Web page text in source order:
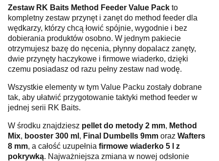
Zestaw RK Baits Method Feeder Value Pack to
kompletny zestaw przynęt i zanęt do method feeder dla
wędkarzy, którzy chcą łowić spójnie, wygodnie i bez
dobierania produktów osobno. W jednym pakiecie
otrzymujesz bazę do nęcenia, płynny dopalacz zanęty,
dwie przynęty haczykowe i firmowe wiaderko, dzięki
czemu posiadasz od razu pełny zestaw nad wodę.
Wszystkie elementy w tym Value Packu zostały dobrane
tak, aby ułatwić przygotowanie taktyki method feeder w
jednej serii RK Baits.
W środku znajdziesz pellet do metody 2 mm, Method
Mix, booster 300 ml , Final Dumbells 9mm oraz Wafters
8 mm, a całość uzupełnia firmowe wiaderko 5 l z
pokrywką. Najważniejsza zmiana w nowej odsłonie